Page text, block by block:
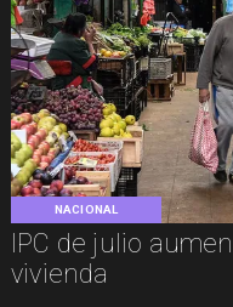
NACIONAL
IPC de julio
vivienda